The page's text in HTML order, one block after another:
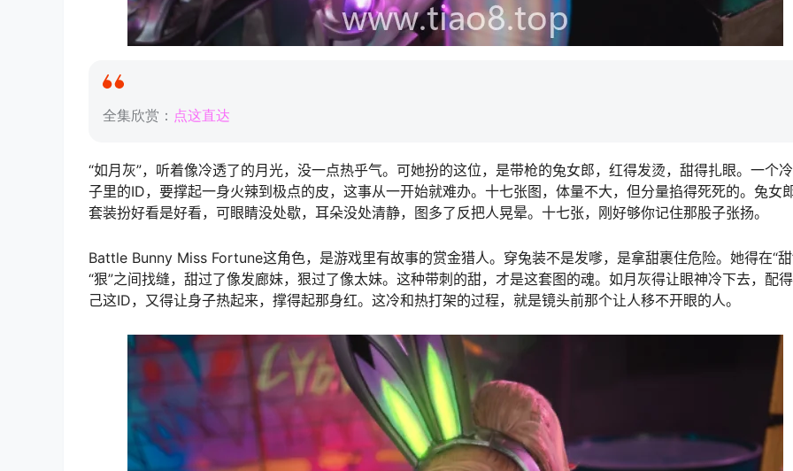
全集欣赏： 点这直达
“如月灰”，听着像冷透了的月光，没一点热乎气。可她扮的这位，是带枪的兔女郎，红得发烫，甜得扎眼。一个
子里的ID，要撑起一身火辣到极点的皮，这事从一开始就难办。十七张图，体量不大，但分量掐得死死的。兔女
套装扮好看是好看，可眼睛没处歇，耳朵没处清静，图多了反把人晃晕。十七张，刚好够你记住那股子张扬。
Battle Bunny Miss Fortune这角色，是游戏里有故事的赏金猎人。穿兔装不是发嗲，是拿甜裹住危险。她得在“甜
“狠”之间找缝，甜过了像发廊妹，狠过了像太妹。这种带刺的甜，才是这套图的魂。如月灰得让眼神冷下去，配
己这ID，又得让身子热起来，撑得起那身红。这冷和热打架的过程，就是镜头前那个让人移不开眼的人。